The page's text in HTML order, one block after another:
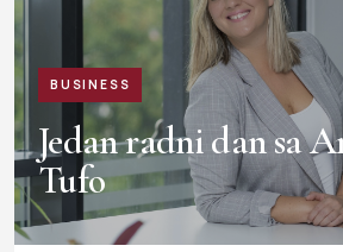
BUSINESS
Jedan radni dan sa
Tufo